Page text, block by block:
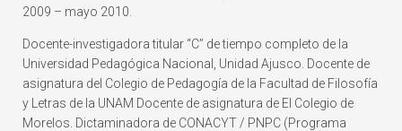
2009 – mayo 2010.
Docente-investigadora titular “C” de tiempo completo de la
Universidad Pedagógica Nacional, Unidad Ajusco. Docente de
asignatura del Colegio de Pedagogía de la Facultad de Filosofía
y Letras de la UNAM Docente de asignatura de El Colegio de
Morelos. Dictaminadora de CONACYT / PNPC (Programa